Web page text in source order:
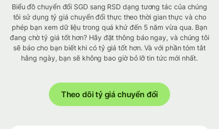
Biểu đồ chuyển đổi SGD sang RSD dạng tương tác của chúng
tôi sử dụng tỷ giá chuyển đổi thực theo thời gian thực và cho
phép bạn xem dữ liệu trong quá khứ đến 5 năm vừa qua. Bạn
đang chờ tỷ giá tốt hơn? Hãy đặt thông báo ngay, và chúng tôi
sẽ báo cho bạn biết khi có tỷ giá tốt hơn. Và với phần tóm tắt
hằng ngày, bạn sẽ không bao giờ bỏ lỡ tin tức mới nhất.
Theo dõi tỷ giá chuyển đổi